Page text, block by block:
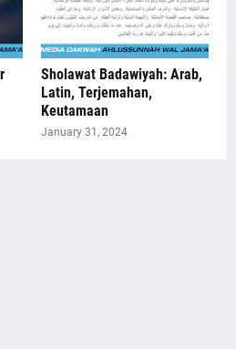
Sholawat Badawiyah: Arab,
Latin, Terjemahan,
Keutamaan
January 31, 2024